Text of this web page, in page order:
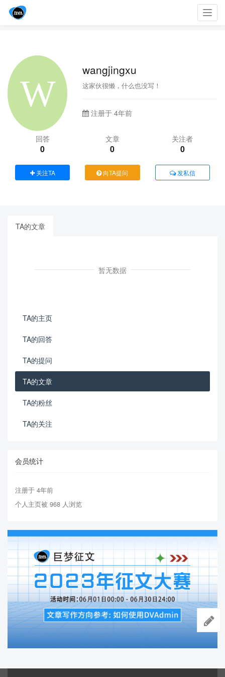
wangjingxu
这家伙很懒，什么也没写！
注册于 4年前
回答
0
文章
0
关注者
0
关注TA 向TA提问 发私信
TA的文章
暂无数据
TA的主页
TA的回答
TA的提问
TA的文章
TA的粉丝
TA的关注
会员统计
注册于 4年前
个人主页被 968 人浏览